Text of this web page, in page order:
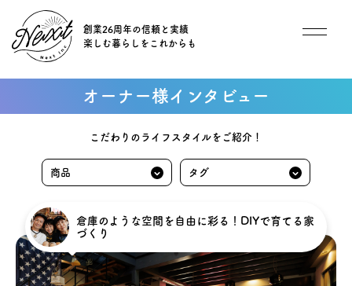
創業26周年の信頼と実績
楽しむ暮らしをこれからも
イベント
オススメ物件
オーナー様インタビュー
オーナー様インタビュー
こだわりのライフスタイルをご紹介！
倉庫のような空間を自由に彩る！DIYで育てる家
づくり